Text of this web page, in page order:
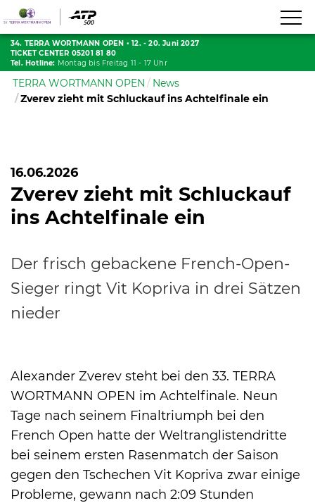
International
34. TERRA WORTMANN OPEN • 12. - 20. Juni 2027
TICKET CENTER 05201 81 80
Tel. Hotline: Montag bis Freitag 11 - 17 Uhr
TERRA WORTMANN OPEN
News
Zverev zieht mit Schluckauf ins Achtelfinale ein
16.06.2026
Zverev zieht mit Schluckauf
ins Achtelfinale ein
Der frisch gebackene French-Open-
Sieger ringt Vit Kopriva in drei Sätzen
nieder
Alexander Zverev steht bei den 33. TERRA
WORTMANN OPEN im Achtelfinale. Neun
Tage nach seinem Finaltriumph bei den
French Open hatte der Weltranglistendritte
bei seinem ersten Rasenmatch der Saison
gegen den Tschechen Vit Kopriva zwar einige
Probleme, gewann nach 2:09 Stunden